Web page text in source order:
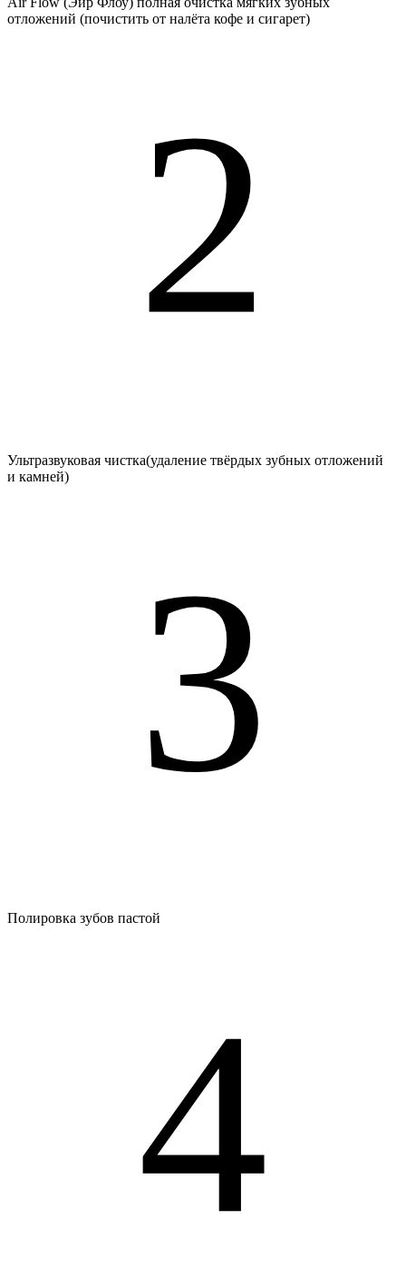
отложений (почистить от налёта кофе и сигарет)
2
Ультразвуковая чистка(удаление твёрдых зубных отложений
и камней)
3
Полировка зубов пастой
4